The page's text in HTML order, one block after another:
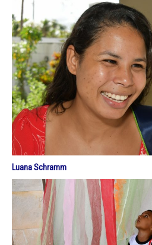
Luana Schramm